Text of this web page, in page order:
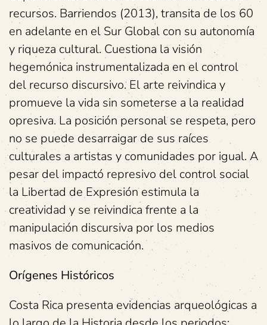
recursos. Barriendos (2013), transita de los 60
en adelante en el Sur Global con su autonomía
y riqueza cultural. Cuestiona la visión
hegemónica instrumentalizada en el control
del recurso discursivo. El arte reivindica y
promueve la vida sin someterse a la realidad
opresiva. La posición personal se respeta, pero
no se puede desarraigar de sus raíces
culturales a artistas y comunidades por igual. A
pesar del impactó represivo del control social
la Libertad de Expresión estimula la
creatividad y se reivindica frente a la
manipulación discursiva por los medios
masivos de comunicación.
Orígenes Históricos
Costa Rica presenta evidencias arqueológicas a